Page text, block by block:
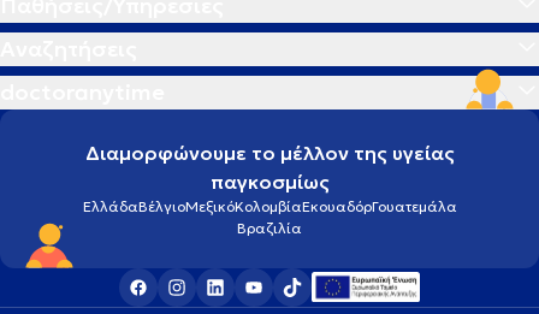
Διαμορφώνουμε το μέλλον της υγείας
παγκοσμίως
ΕλλάδαΒέλγιοΜεξικόΚολομβίαΕκουαδόρΓουατεμάλα
Βραζιλία